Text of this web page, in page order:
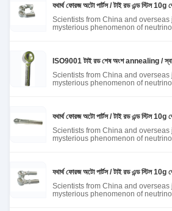
যথার্থ ফোরজ অটো পার্টস / টাই রড এন্ড স্টিল
Scientists from China and overseas
mysterious phenomenon of
ISO9001 টাই রড শেষ অংশ annealing /
Scientists from China and overseas
mysterious phenomenon of
যথার্থ ফোরজ অটো পার্টস / টাই রড এন্ড স্টিল
Scientists from China and overseas
mysterious phenomenon of
যথার্থ ফোরজ অটো পার্টস / টাই রড এন্ড স্টিল
Scientists from China and overseas
mysterious phenomenon of